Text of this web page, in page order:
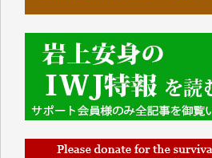
■■■■■■
IWJには、ご寄付・カンパをい
くさんの応援のメッセージが届
めて、その一部をここにご紹介